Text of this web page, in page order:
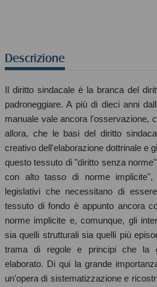
Descrizione
Il diritto sindacale è la branca del
padroneggiare. A più di dieci anni
manuale vale ancora l'osservazione,
allora, che le basi del diritto
creativo dell'elaborazione dottrinale e
questo tessuto di "diritto senza
con alto tasso di norme
legislativi che necessitano di
tessuto di fondo è appunto ancora
norme implicite e, comunque, gli
sia quelli strutturali sia quelli più
trama di regole e principi che la
elaborato. Di qui la grande
un'opera di sistematizzazione e